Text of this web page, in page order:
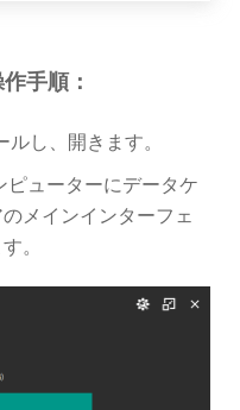
手順：
し、開きます。
ューターにデータケ
メインインターフェ
。